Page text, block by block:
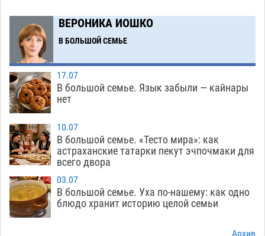
в музее Пушкина в Москве
06.08 301
13:50
Мэрия Астрахани переводит городские
зеленые зоны на автоматический полив
13:13
Скончался второй ребенок после пожара в
Астрахани
12:49
Астраханские гандболисты с крупной победы
стартовали на Всероссийской Спартакиаде
12:16
В астраханском селе невестка изрешетила
машину свекрови
06.08
ВЕРОНИКА ИОШКО
В БОЛЬШОЙ СЕМЬЕ
17.07
В большой семье. Язык забыли — кайнары
нет
10.07
В большой семье. «Тесто мира»: как
астраханские татарки пекут эчпочмаки для
всего двора
03.07
В большой семье. Уха по-нашему: как одно
блюдо хранит историю целой семьи